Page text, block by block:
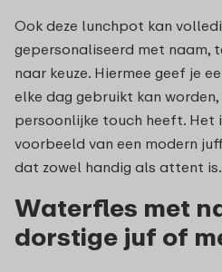
Ook deze lunchpot kan
gepersonaliseerd met naam,
naar keuze. Hiermee geef je
elke dag gebruikt kan
persoonlijke touch heeft. Het
voorbeeld van een modern
dat zowel handig als attent is.
Waterfles met
dorstige juf of